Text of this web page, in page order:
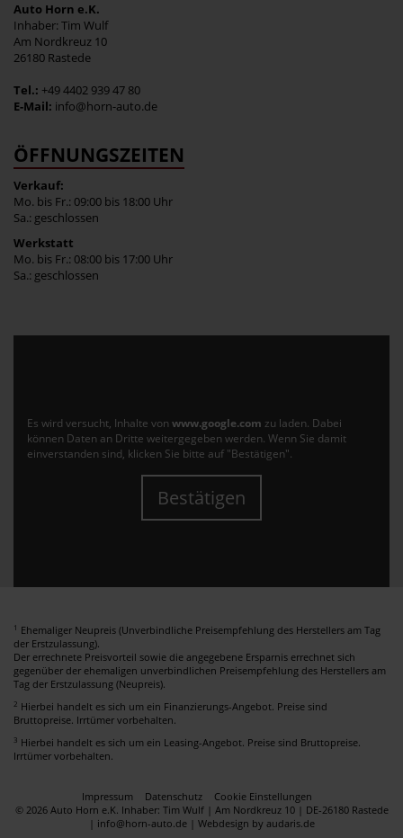
Auto Horn e.K.
Inhaber: Tim Wulf
Am Nordkreuz 10
26180 Rastede
Tel.: +49 4402 939 47 80
E-Mail: info@horn-auto.de
ÖFFNUNGSZEITEN
Verkauf:
Mo. bis Fr.: 09:00 bis 18:00 Uhr
Sa.: geschlossen
Werkstatt
Mo. bis Fr.: 08:00 bis 17:00 Uhr
Sa.: geschlossen
Es wird versucht, Inhalte von www.google.com zu laden. Dabei
können Daten an Dritte weitergegeben werden. Wenn Sie damit
einverstanden sind, klicken Sie bitte auf "Bestätigen".
Bestätigen
1 Ehemaliger Neupreis (Unverbindliche Preisempfehlung des Herstellers am Tag
der Erstzulassung).
Der errechnete Preisvorteil sowie die angegebene Ersparnis errechnet sich
gegenüber der ehemaligen unverbindlichen Preisempfehlung des Herstellers am
Tag der Erstzulassung (Neupreis).
2 Hierbei handelt es sich um ein Finanzierungs-Angebot. Preise sind
Bruttopreise. Irrtümer vorbehalten.
3 Hierbei handelt es sich um ein Leasing-Angebot. Preise sind Bruttopreise.
Irrtümer vorbehalten.
Impressum Datenschutz
Cookie Einstellungen
© 2026 Auto Horn e.K. Inhaber: Tim Wulf | Am Nordkreuz 10 | DE-26180 Rastede
| info@horn-auto.de | Webdesign by audaris.de